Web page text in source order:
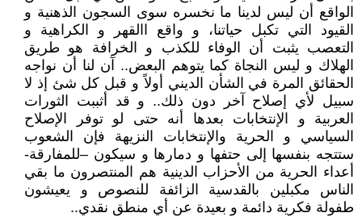
الواقع أن ليس لدينا ما نخسره سوى السجون الذهنية و
القيود التي تكبل حياتنا، و واقع االقهر و الكراهية و
التعصب يثبت أن الوفاء للكذب و الخرافة هو طريق
الهلاك و ليس النجاة كما يتوهم البعض.. آن لنا أن نواجه
الحقائق المرة في الشأن الديني أولاً و قبل كل شئ إذ لا
سبيل لأي إصلاح آخر دون ذلك.. و قد أثببت الثورات
العربية و الإنتخابات بعدها أنه حتى لو توفر الإصلاح
السياسي و الحرية والإنتخابات النزيهة فإن الشعوب
ستتجه بنفسها إلى حتفها و دمارها و سيكون –للمفارقة-
أعداء الحرية من الأحزاب الدينية هم المنتصرون ما بقي
الناس مكبلين بالقدسية الزائفة للنصوص و يعيشون
طفولة فكرية دائمة و بعيدة عن أي منطق نقدي..